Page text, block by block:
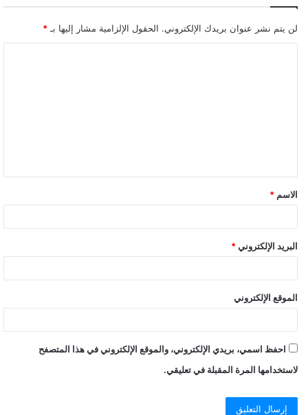
لن يتم نشر عنوان بريدك الإلكتروني. الحقول الإلزامية مشار إليها بـ *
ق
*
الاسم *
البريد الإلكتروني *
الموقع الإلكتروني
احفظ اسمي، بريدي الإلكتروني، والموقع الإلكتروني في هذا المتصفح
لاستخدامها المرة المقبلة في تعليقي.